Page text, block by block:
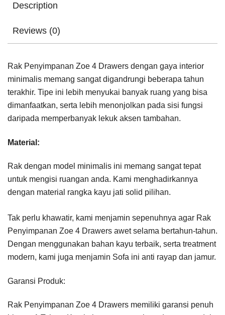
Description
Reviews (0)
Rak Penyimpanan Zoe 4 Drawers dengan gaya interior
minimalis memang sangat digandrungi beberapa tahun
terakhir. Tipe ini lebih menyukai banyak ruang yang bisa
dimanfaatkan, serta lebih menonjolkan pada sisi fungsi
daripada memperbanyak lekuk aksen tambahan.
Material:
Rak dengan model minimalis ini memang sangat tepat
untuk mengisi ruangan anda. Kami menghadirkannya
dengan material rangka kayu jati solid pilihan.
Tak perlu khawatir, kami menjamin sepenuhnya agar Rak
Penyimpanan Zoe 4 Drawers awet selama bertahun-tahun.
Dengan menggunakan bahan kayu terbaik, serta treatment
modern, kami juga menjamin Sofa ini anti rayap dan jamur.
Garansi Produk:
Rak Penyimpanan Zoe 4 Drawers memiliki garansi penuh